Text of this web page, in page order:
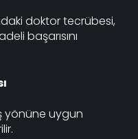
doktor tecrübesi,
başarısını
yönüne uygun